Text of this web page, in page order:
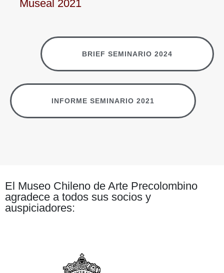
Museal 2021
BRIEF SEMINARIO 2024
INFORME SEMINARIO 2021
El Museo Chileno de Arte Precolombino
agradece a todos sus socios y
auspiciadores: